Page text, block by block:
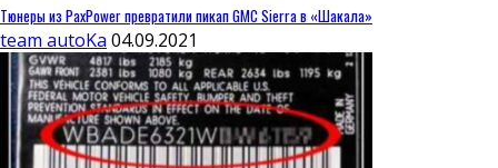
Тюнеры из PaxPower превратили пикап GMC Sierra в «Шакала»
team autoKa 04.09.2021